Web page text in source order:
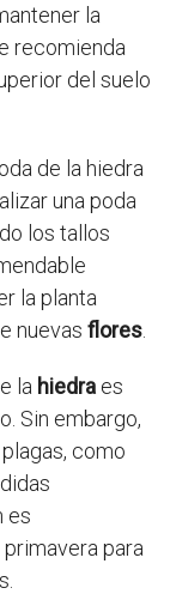
la
recomienda
del suelo
de la hiedra
una poda
los tallos
la planta
nuevas flores
la hiedra es
Sin embargo,
como
es
para